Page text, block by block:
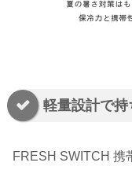
軽量設計で
FRESH SWITCH 携